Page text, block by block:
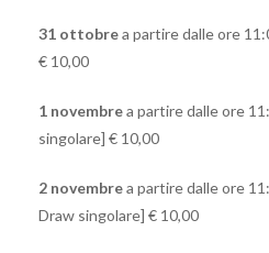
31 ottobrea partire dalle ore
€ 10,00
1 novembrea partire dalle ore
singolare] € 10,00
2 novembrea partire dalle ore
Draw singolare] € 10,00